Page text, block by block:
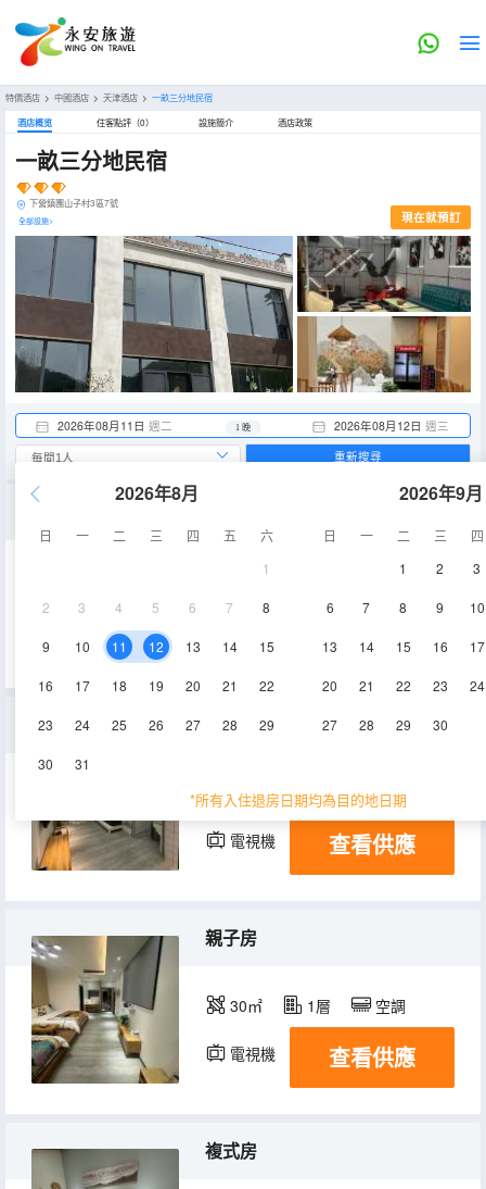
特價酒店 > 中國酒店 > 天津酒店 > 一畝三分地民宿
酒店概览 住客點評（0） 設施簡介 酒店政策
一畝三分地民宿
下營鎮團山子村3區7號
全部設施> 現在就預訂
2026年08月11日 週二 2026年08月12日 週三
1 晚
2026年8月
日 一 二 三 四 五
六
1
2 3 4 5 6 7 8
9 10 11 12 13 14 15
16 17 18 19 20 21 22
23 24 25 26 27 28 29
30 31
2026年9月
日 一 二 三
四
1
2 3
6 7 8 9 10
13 14 15 16 17
20 21 22 23 24
27 28 29 30
*所有入住退房日期均為目的地日期
重新搜尋
空調
兒童房
28㎡ 1層 空調
電視機 查看供應
親子房
30㎡ 1層 空調
電視機 查看供應
複式房